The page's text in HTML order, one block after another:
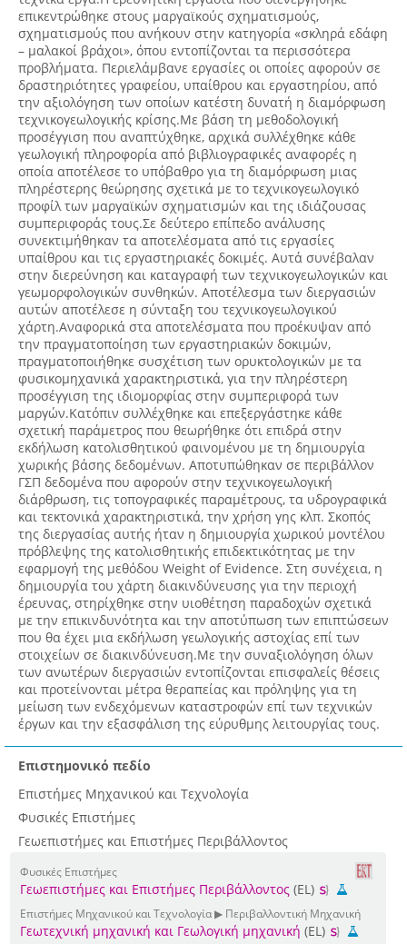
επικεντρώθηκε στους μαργαϊκούς σχηματισμούς,
σχηματισμούς που ανήκουν στην κατηγορία «σκληρά εδάφη
– μαλακοί βράχοι», όπου εντοπίζονται τα περισσότερα
προβλήματα. Περιελάμβανε εργασίες οι οποίες αφορούν σε
δραστηριότητες γραφείου, υπαίθρου και εργαστηρίου, από
την αξιoλόγηση των οποίων κατέστη δυνατή η διαμόρφωση
τεχνικογεωλογικής κρίσης.Με βάση τη μεθοδολογική
προσέγγιση που αναπτύχθηκε, αρχικά συλλέχθηκε κάθε
γεωλογική πληροφορία από βιβλιογραφικές αναφορές η
οποία αποτέλεσε το υπόβαθρο για τη διαμόρφωση μιας
πληρέστερης θεώρησης σχετικά με το τεχνικογεωλογικό
προφίλ των μαργαϊκών σχηματισμών και της ιδιάζουσας
συμπεριφοράς τους.Σε δεύτερο επίπεδο ανάλυσης
συνεκτιμήθηκαν τα αποτελέσματα από τις εργασίες
υπαίθρου και τις εργαστηριακές δοκιμές. Αυτά συνέβαλαν
στην διερεύνηση και καταγραφή των τεχνικογεωλογικών και
γεωμορφολογικών συνθηκών. Αποτέλεσμα των διεργασιών
αυτών αποτέλεσε η σύνταξη του τεχνικογεωλογικού
χάρτη.Αναφορικά στα αποτελέσματα που προέκυψαν από
την πραγματοποίηση των εργαστηριακών δοκιμών,
πραγματοποιήθηκε συσχέτιση των ορυκτολογικών με τα
φυσικομηχανικά χαρακτηριστικά, για την πληρέστερη
προσέγγιση της ιδιομορφίας στην συμπεριφορά των
μαργών.Κατόπιν συλλέχθηκε και επεξεργάστηκε κάθε
σχετική παράμετρος που θεωρήθηκε ότι επιδρά στην
εκδήλωση κατολισθητικού φαινομένου με τη δημιουργία
χωρικής βάσης δεδομένων. Αποτυπώθηκαν σε περιβάλλον
ΓΣΠ δεδομένα που αφορούν στην τεχνικογεωλογική
διάρθρωση, τις τοπογραφικές παραμέτρους, τα υδρογραφικά
και τεκτονικά χαρακτηριστικά, την χρήση γης κλπ. Σκοπός
της διεργασίας αυτής ήταν η δημιουργία χωρικού μοντέλου
πρόβλεψης της κατολισθητικής επιδεκτικότητας με την
εφαρμογή της μεθόδου Weight of Evidence. Στη συνέχεια, η
δημιουργία του χάρτη διακινδύνευσης για την περιοχή
έρευνας, στηρίχθηκε στην υιοθέτηση παραδοχών σχετικά
με την επικινδυνότητα και την αποτύπωση των επιπτώσεων
που θα έχει μια εκδήλωση γεωλογικής αστοχίας επί των
στοιχείων σε διακινδύνευση.Με την συναξιολόγηση όλων
των ανωτέρων διεργασιών εντοπίζονται επισφαλείς θέσεις
και προτείνονται μέτρα θεραπείας και πρόληψης για τη
μείωση των ενδεχόμενων καταστροφών επί των τεχνικών
έργων και την εξασφάλιση της εύρυθμης λειτουργίας τους.
Επιστημονικό πεδίο
Επιστήμες Μηχανικού και Τεχνολογία
Φυσικές Επιστήμες
Γεωεπιστήμες και Επιστήμες Περιβάλλοντος
Φυσικές Επιστήμες
Γεωεπιστήμες και Επιστήμες Περιβάλλοντος (EL)
Επιστήμες Μηχανικού και Τεχνολογία ▶ Περιβαλλοντική Μηχανική
Γεωτεχνική μηχανική και Γεωλογική μηχανική (EL)